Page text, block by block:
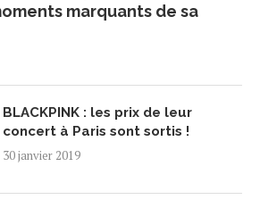
marquants de sa
BLACKPINK : les prix de leur
concert à Paris sont sortis !
30 janvier 2019